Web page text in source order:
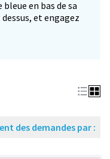
en bas de sa
et engagez
des demandes par :